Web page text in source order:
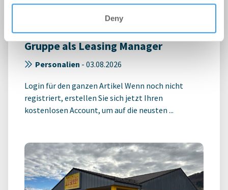
Deny
Philipp Westphal verstärkt IPH
Gruppe als Leasing Manager
Personalien - 03.08.2026
Login für den ganzen Artikel Wenn noch nicht
registriert, erstellen Sie sich jetzt Ihren
kostenlosen Account, um auf die neusten ...